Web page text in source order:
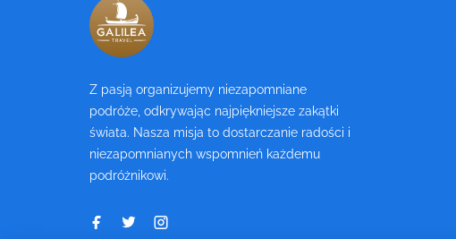
Z pasją organizujemy niezapomniane
podróże, odkrywając najpiękniejsze zakątki
świata. Nasza misja to dostarczanie radości i
niezapomnianych wspomnień każdemu
podróżnikowi.